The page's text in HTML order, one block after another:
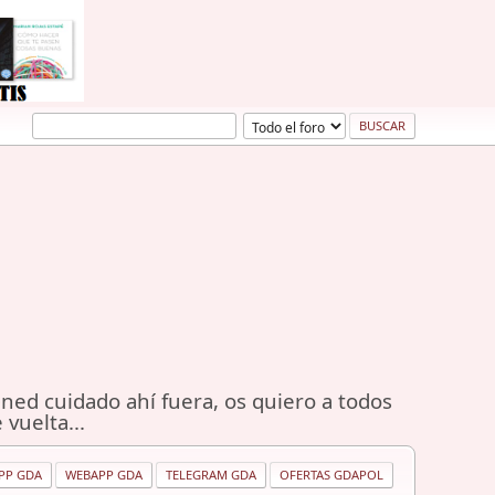
cuidado ahí fuera, os quiero a todos
vuelta...
GDA WEBAPP GDA TELEGRAM GDA OFERTAS GDAPOL